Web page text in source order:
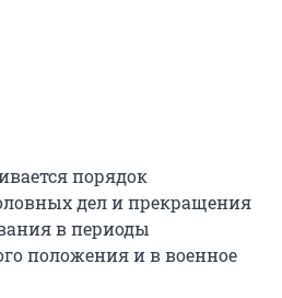
порядок
дел и прекращения
в периоды
положения и в военное